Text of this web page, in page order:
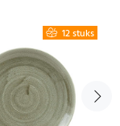
12 stuks